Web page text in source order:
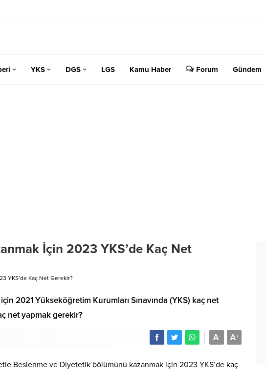
YKS DGS LGS Kamu Haber Forum Gündem
İçin 2023 YKS’de Kaç Net
YKS’de Kaç Net Gerekir?
2021 Yükseköğretim Kurumları Sınavında (YKS) kaç net
net yapmak gerekir?
A+
A-
Beslenme ve Diyetetik bölümünü kazanmak için 2023 YKS’de kaç